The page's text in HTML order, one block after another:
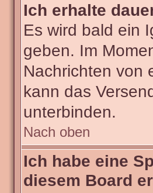
Ich erhalte
Es wird bald ein
geben. Im
Nachrichten von
kann das
unterbinden.
Nach oben
Ich habe eine
diesem Board